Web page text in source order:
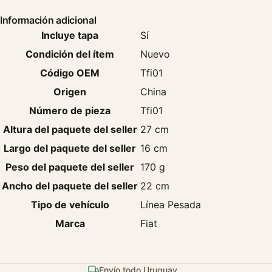
Información adicional
Incluye tapa
Sí
Condición del ítem
Nuevo
Código OEM
Tfi01
Origen
China
Número de pieza
Tfi01
Altura del paquete del seller 27 cm
Largo del paquete del seller 16 cm
Peso del paquete del seller 170 g
Ancho del paquete del seller 22 cm
Tipo de vehículo
Línea Pesada
Marca
Fiat
Envío todo Uruguay